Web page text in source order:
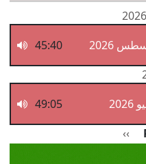
45:40
49:05
الصفحة التالية
››